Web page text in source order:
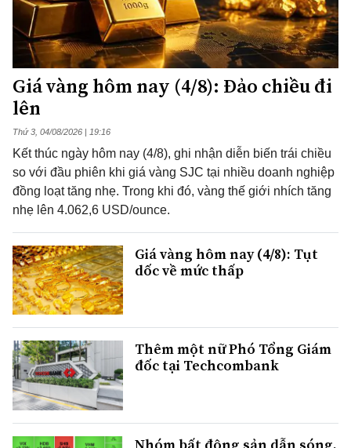
Giá vàng hôm nay (4/8): Đảo chiều đi
lên
Thứ 3, 04/08/2026 | 19:16
Kết thúc ngày hôm nay (4/8), ghi nhận diễn biến trái chiều
so với đầu phiên khi giá vàng SJC tại nhiều doanh nghiệp
đồng loạt tăng nhẹ. Trong khi đó, vàng thế giới nhích tăng
nhẹ lên 4.062,6 USD/ounce.
Giá vàng hôm nay (4/8): Tụt
dốc về mức thấp
Thêm một nữ Phó Tổng Giám
đốc tại Techcombank